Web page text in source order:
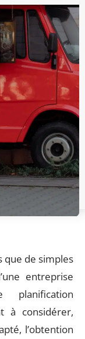
que de simples
entreprise
à considérer,
l’obtention